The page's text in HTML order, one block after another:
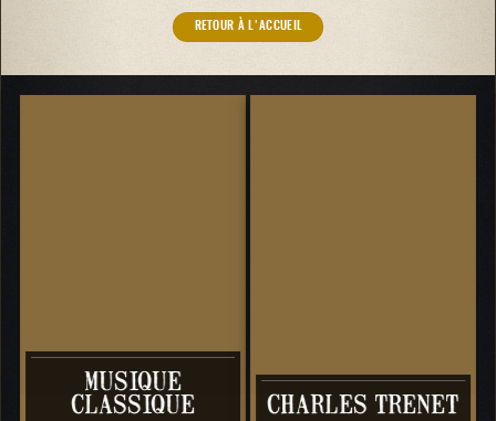
RETOUR À L'ACCUEIL
MUSIQUE
CLASSIQUE CHARLES TRENET